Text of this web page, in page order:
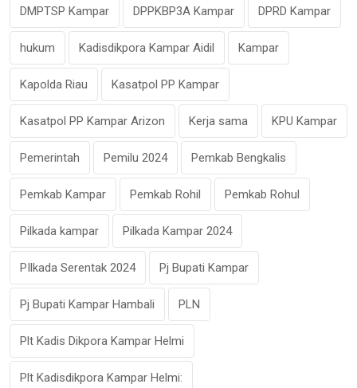
DMPTSP Kampar DPPKBP3A Kampar DPRD Kampar
hukum Kadisdikpora Kampar Aidil Kampar
Kapolda Riau Kasatpol PP Kampar
Kasatpol PP Kampar Arizon Kerja sama KPU Kampar
Pemerintah Pemilu 2024 Pemkab Bengkalis
Pemkab Kampar Pemkab Rohil Pemkab Rohul
Pilkada kampar Pilkada Kampar 2024
PIlkada Serentak 2024 Pj Bupati Kampar
Pj Bupati Kampar Hambali PLN
Plt Kadis Dikpora Kampar Helmi
Plt Kadisdikpora Kampar Helmi: